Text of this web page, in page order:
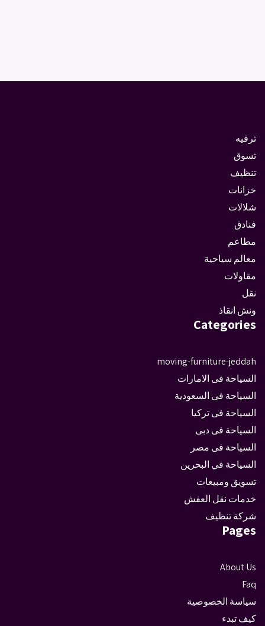
ترفيه
تسوق
تنظيف
خزانات
شلالات
فنادق
مطاعم
معالم سياحية
مقاولات
نقل
ونش انقاذ
Categories
moving-furniture-jeddah
السياحة فى الامارات
السياحة فى السعودية
السياحة فى تركيا
السياحة فى دبى
السياحة فى مصر
السياحة في البحرين
تسويق ومبيعات
خدمات نقل العفش
شركة تنظيف
Pages
About Us
Faq
سياسة الخصوصية
كيف تبدء